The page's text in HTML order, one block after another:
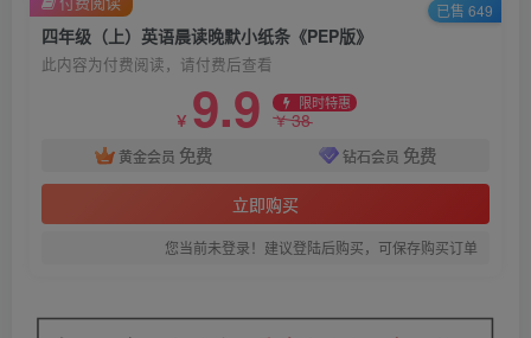
四年级（上）英语晨读晚默小纸条《PEP版》
此内容为付费阅读，请付费后查看
￥ 9.9 限时特惠
￥38
黄金会员 免费 钻石会员 免费
立即购买
您当前未登录！建议登陆后购买，可保存购买订单
已售 649